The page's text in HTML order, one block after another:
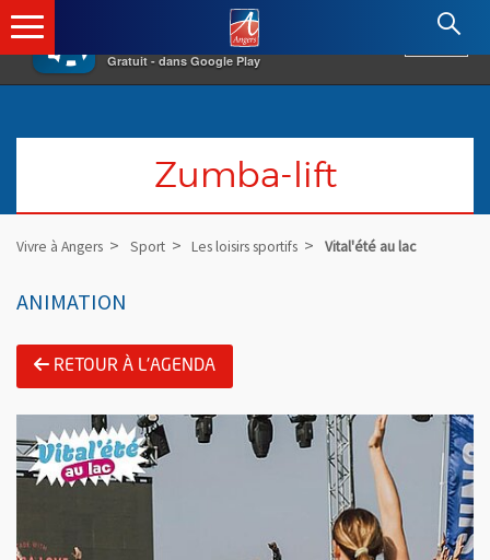
×
Gratuit - dans Google Play
Angers.fr : Retour à l'accueil
Zumba-lift
Vivre à Angers Sport Les loisirs sportifs Vital'été au lac
ANIMATION
RETOUR À L'AGENDA